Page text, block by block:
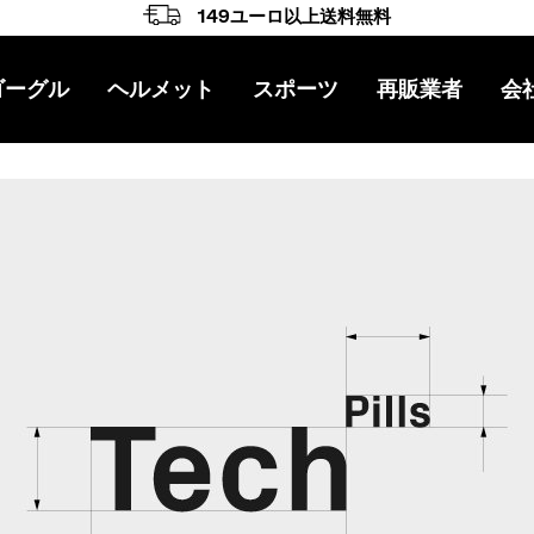
149ユーロ以上送料無料
ビゲーション
ーグル ヘルメット スポーツ 再販業者 会